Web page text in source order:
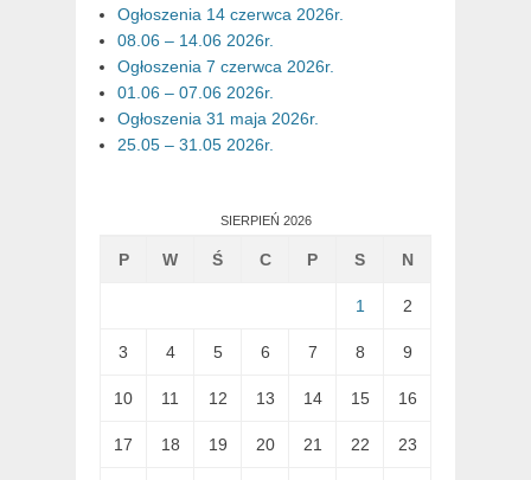
Ogłoszenia 14 czerwca 2026r.
08.06 – 14.06 2026r.
Ogłoszenia 7 czerwca 2026r.
01.06 – 07.06 2026r.
Ogłoszenia 31 maja 2026r.
25.05 – 31.05 2026r.
SIERPIEŃ 2026
P W Ś C P S N
1 2
3 4 5 6 7 8 9
10 11 12 13 14 15 16
17 18 19 20 21 22 23